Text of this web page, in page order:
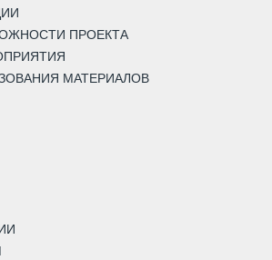
ПРОЕКТА
МАТЕРИАЛОВ